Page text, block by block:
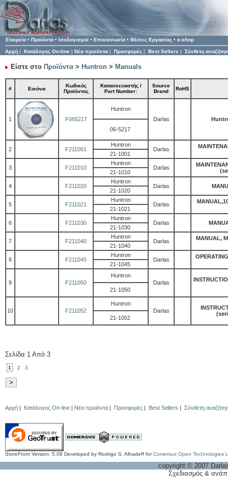
Εταιρεία • Προϊόντα • Ισολογισμοί • Επικοινωνία • Θέσεις Εργασίας • e-shop
Αρχή | Κατάλογος On-line | Νέα προϊόντα | Προσφορές | Best Sellers | Σύνθετη
Είστε στο Προϊόντα > Huntron > Manuals
# Εικόνα
Κωδικός
Προϊόντος
Κατασκευαστής /
Part Number:
Source
Brand
RoHS
1 F065217
Huntron
Darlas
06-5217
2 F211001
Huntron
Darlas
21-1001
3 F211010
Huntron
Darlas
21-1010
4 F211020
Huntron
Darlas
21-1020
5 F211021
Huntron
Darlas
21-1021
6 F211030
Huntron
Darlas
21-1030
7 F211040
Huntron
Darlas
MANUAL,
21-1040
8 F211045
Huntron
Darlas
21-1045
9 F211050
Huntron
Darlas
21-1050
10 F211052
Huntron
Darlas
21-1052
Σελίδα 1 Από 3
1 2 3
Αρχή Κατάλογος On-line Νέα προϊόντα Προσφορές Best Sellers Σύνθετη
StoreFront Version: 5.08 Developed by Rodrigo S. Alhadeff forComersus Open Technologies
copyright © 2007
Σχεδιασμός &